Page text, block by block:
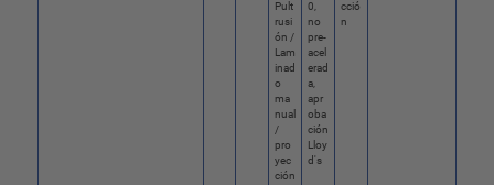
Pult
rusi
ón /
Lam
inad
o
ma
nual
/
pro
yec
ción
0,
no
pre-
acel
erad
a,
apr
oba
ción
Lloy
d's
cció
n